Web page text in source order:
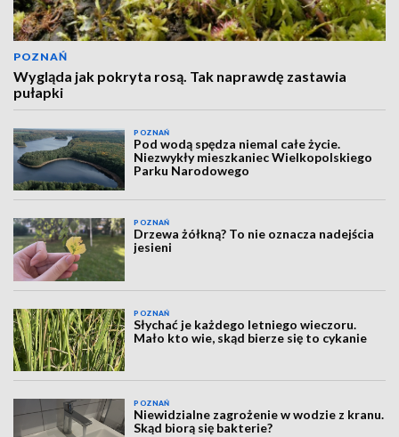
POZNAŃ
Wygląda jak pokryta rosą. Tak naprawdę zastawia
pułapki
POZNAŃ
Pod wodą spędza niemal całe życie.
Niezwykły mieszkaniec Wielkopolskiego
Parku Narodowego
POZNAŃ
Drzewa żółkną? To nie oznacza nadejścia
jesieni
POZNAŃ
Słychać je każdego letniego wieczoru.
Mało kto wie, skąd bierze się to cykanie
POZNAŃ
Niewidzialne zagrożenie w wodzie z kranu.
Skąd biorą się bakterie?